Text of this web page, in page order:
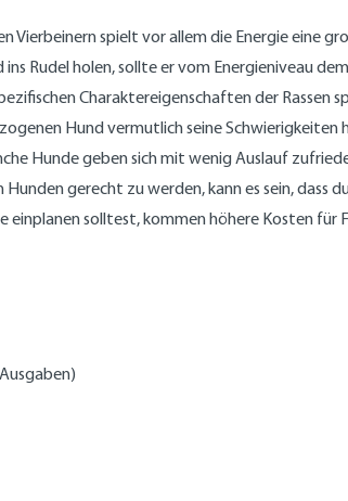
Vierbeinern spielt vor allem die Energie eine
Rudel holen, sollte er vom Energieniveau
Charaktereigenschaften der Rassen
Hund vermutlich seine
Hunde geben sich mit wenig Auslauf
gerecht zu werden, kann es sein,
solltest, kommen höhere Kosten für